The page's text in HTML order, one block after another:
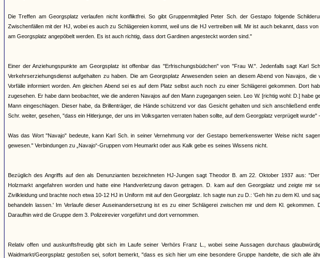
Die Treffen am Georgsplatz verlaufen nicht konfliktfrei. So gibt Gruppenmitglied Peter Sch. der Gestapo folgende
Zwischenfällen mit der HJ, wobei es auch zu Schlägereien kommt, weil uns die HJ vertreiben will. Mir ist auch bekannt, dass
am Georgsplatz angepöbelt werden. Es ist auch richtig, dass dort Gardinen angesteckt worden sind."
Einer der Anziehungspunkte am Georgsplatz ist offenbar das "Erfrischungsbüdchen" von "Frau W.". Jedenfalls sagt Karl
Verkehrserziehungsdienst aufgehalten zu haben. Die am Georgsplatz Anwesenden seien an diesem Abend von Navajos,
Vorfälle informiert worden. Am gleichen Abend sei es auf dem Platz selbst auch noch zu einer Schlägerei gekommen. Dort
zugesehen. Er habe dann beobachtet, wie die anderen Navajos auf den Mann zugegangen seien. Leo W. [richtig wohl: D.] habe
Mann eingeschlagen. Dieser habe, da Brillenträger, die Hände schützend vor das Gesicht gehalten und sich anschließend
Schr. weiter, gesehen, "dass ein Hitlerjunge, der uns im Volksgarten verraten haben sollte, auf dem Georgplatz verprügelt wurde"
Was das Wort "Navajo" bedeute, kann Karl Sch. in seiner Vernehmung vor der Gestapo bemerkenswerter Weise nicht
gewesen." Verbindungen zu „Navajo“-Gruppen vom Heumarkt oder aus Kalk gebe es seines Wissens nicht.
Bezüglich des Angriffs auf den als Denunzianten bezeichneten HJ-Jungen sagt Theodor B. am 22. Oktober 1937 aus:
Holzmarkt angefahren worden und hatte eine Handverletzung davon getragen. D. kam auf den Georgplatz und zeigte mir
Zivilkleidung und brachte noch etwa 10-12 HJ in Uniform mit auf den Georgplatz. Ich sagte nun zu D.: 'Geh hin zu dem Kl. und
behandeln lassen.' Im Verlaufe dieser Auseinandersetzung ist es zu einer Schlägerei zwischen mir und dem Kl.
Daraufhin wird die Gruppe dem 3. Polizeirevier vorgeführt und dort vernommen.
Relativ offen und auskunftsfreudig gibt sich im Laufe seiner Verhörs Franz L., wobei seine Aussagen durchaus
Waidmarkt/Georgsplatz gestoßen sei, sofort bemerkt, "dass es sich hier um eine besondere Gruppe handelte, die sich alle